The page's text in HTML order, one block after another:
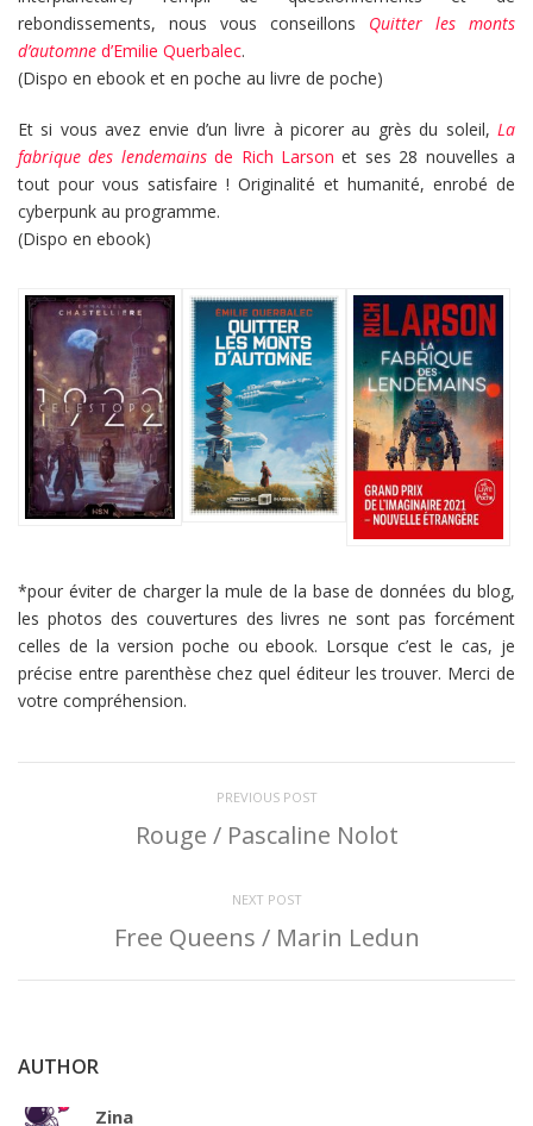
rebondissements, nous vous conseillons Quitter les monts
d’automne d’Emilie Querbalec.
(Dispo en ebook et en poche au livre de poche)
Et si vous avez envie d’un livre à picorer au grès du soleil, La
fabrique des lendemainsde Rich Larson et ses 28 nouvelles a
tout pour vous satisfaire ! Originalité et humanité, enrobé de
cyberpunk au programme.
(Dispo en ebook)
*pour éviter de charger la mule de la base de données du blog,
les photos des couvertures des livres ne sont pas forcément
celles de la version poche ou ebook. Lorsque c’est le cas, je
précise entre parenthèse chez quel éditeur les trouver. Merci de
votre compréhension.
PREVIOUS POST
Rouge / Pascaline Nolot
NEXT POST
Free Queens / Marin Ledun
AUTHOR
Zina